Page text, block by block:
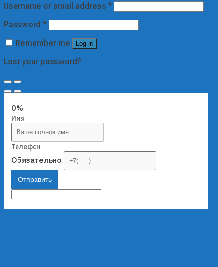
Username or email address *
Password *
Remember me
Log in
Lost your password?
0%
Имя
Телефон
Обязательно
Отправить